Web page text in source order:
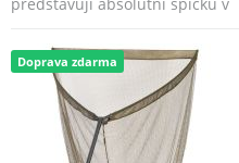
Doprava zdarma